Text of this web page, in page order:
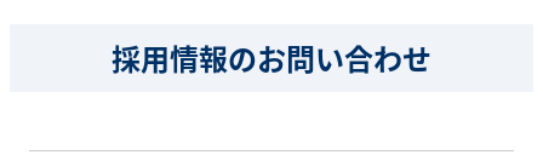
採用情報のお問い合わせ